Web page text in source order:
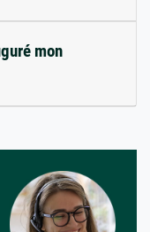
mon